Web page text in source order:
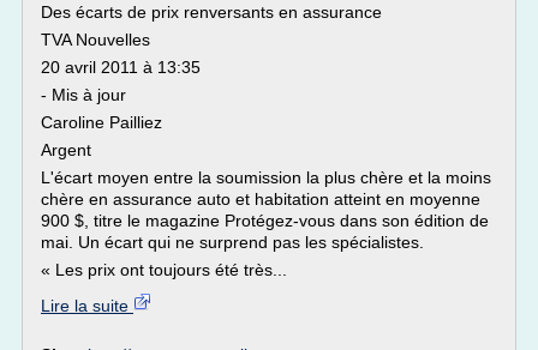
Des écarts de prix renversants en assurance
TVA Nouvelles
20 avril 2011 à 13:35
- Mis à jour
Caroline Pailliez
Argent
L'écart moyen entre la soumission la plus chère et la moins
chère en assurance auto et habitation atteint en moyenne
900 $, titre le magazine Protégez-vous dans son édition de
mai. Un écart qui ne surprend pas les spécialistes.
« Les prix ont toujours été très...
Lire la suite